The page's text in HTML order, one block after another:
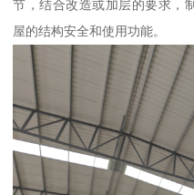
节，结合改造或加层的要求，
屋的结构安全和使用功能。